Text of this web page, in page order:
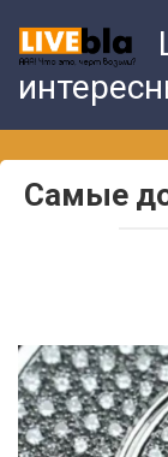
content
Самые